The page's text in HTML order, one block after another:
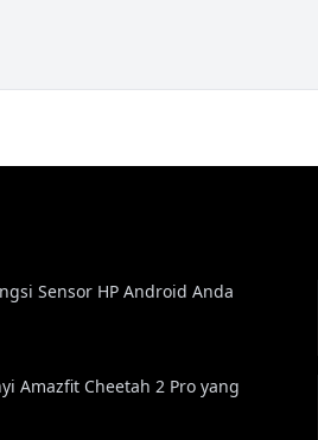
Sensor HP Android Anda
Amazfit Cheetah 2 Pro yang